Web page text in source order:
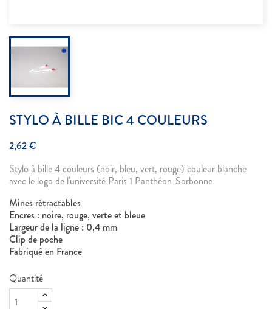
STYLO À BILLE BIC 4 COULEURS
2,62 €
Stylo à bille 4 couleurs (noir, bleu, vert, rouge) couleur blanche
avec le logo de l'université Paris 1 Panthéon-Sorbonne
Mines rétractables
Encres : noire, rouge, verte et bleue
Largeur de la ligne : 0,4 mm
Clip de poche
Fabriqué en France
Quantité